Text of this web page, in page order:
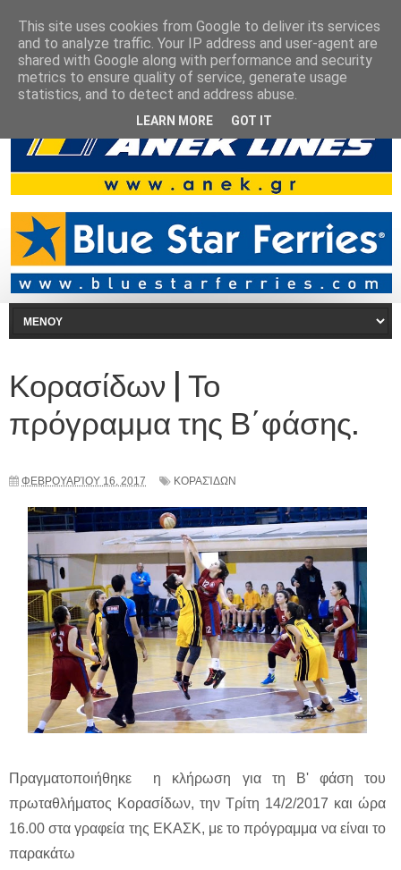
Κορασίδων | Το
πρόγραμμα της Β΄φάσης.
ΦΕΒΡΟΥΑΡΊΟΥ 16, 2017 ΚΟΡΑΣΊΔΩΝ
Πραγματοποιήθηκε η κλήρωση για τη Β' φάση του
πρωταθλήματος Κορασίδων, την Τρίτη 14/2/2017 και ώρα
16.00 στα γραφεία της ΕΚΑΣΚ, με το πρόγραμμα να είναι το
παρακάτω
This site uses cookies from Google to deliver its services
and to analyze traffic. Your IP address and user-agent are
shared with Google along with performance and security
metrics to ensure quality of service, generate usage
statistics, and to detect and address abuse.
LEARN MORE GOT IT